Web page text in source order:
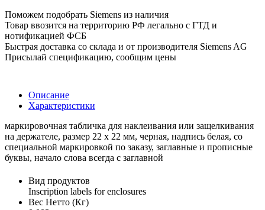
Поможем подобрать Siemens из наличия
Товар ввозится на территорию РФ легально с ГТД и
нотификацией ФСБ
Быстрая доставка со склада и от производителя Siemens AG
Присылай спецификацию, сообщим цены
Описание
Характеристики
маркировочная табличка для наклеивания или защелкивания
на держателе, размер 22 x 22 мм, черная, надпись белая, со
специальной маркировкой по заказу, заглавные и прописные
буквы, начало слова всегда с заглавной
Вид продуктов
Inscription labels for enclosures
Вес Нетто (Кг)